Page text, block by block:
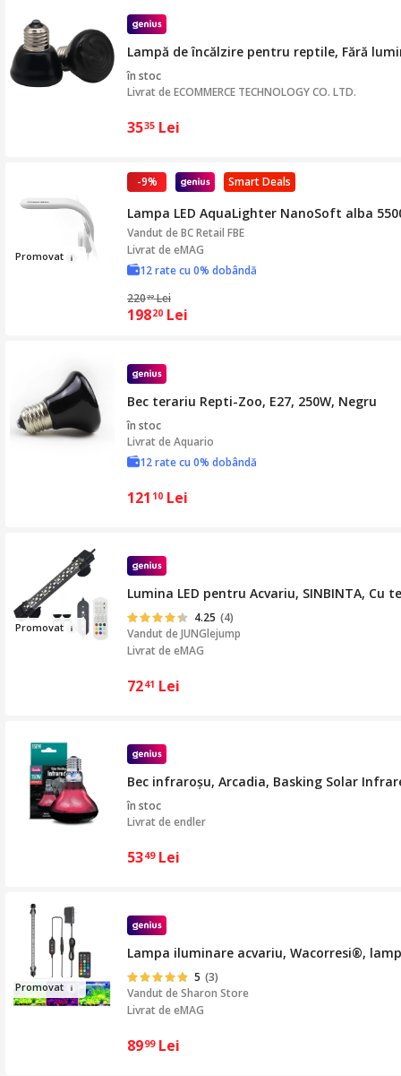
Lampă de încălzire pentru reptile, Fără
în stoc
Livrat deECOMMERCE TECHNOLOGY CO. LTD.
3535 Lei
Promovat
Smart Deals
-9%
Lampa LED AquaLighter NanoSoft alba
Vandut deBC Retail FBE
Livrat de eMAG
12 rate cu 0% dobândă
22022 Lei
19820 Lei
Bec terariu Repti-Zoo, E27, 250W, Negru
în stoc
Livrat deAquario
12 rate cu 0% dobândă
121 10 Lei
Promovat
Lumina LED pentru Acvariu, SINBINTA,
4.25 (4)
Vandut deJUNGlejump
Livrat de eMAG
7241 Lei
Bec infraroșu, Arcadia, Basking Solar
în stoc
Livrat deendler
5349 Lei
Promovat
Lampa iluminare acvariu, Wacorresi®,
5 (3)
Vandut deSharon Store
Livrat de eMAG
8999 Lei